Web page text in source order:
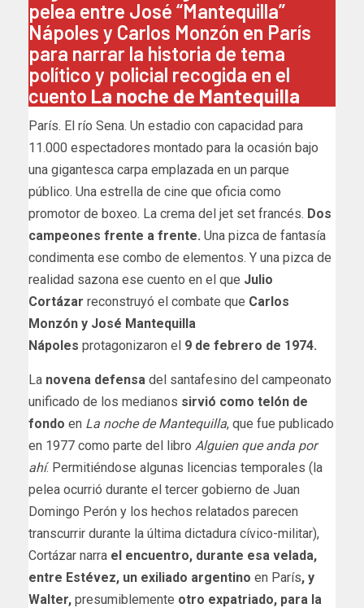
pelea entre José “Mantequilla”
Nápoles y Carlos Monzón en París
para narrar la historia de tema
político y policial recogida en el
cuento La noche de Mantequilla
París. El río Sena. Un estadio con capacidad para
11.000 espectadores montado para la ocasión bajo
una gigantesca carpa emplazada en un parque
público. Una estrella de cine que oficia como
promotor de boxeo. La crema del jet set francés. Dos
campeones frente a frente. Una pizca de fantasía
condimenta ese combo de elementos. Y una pizca de
realidad sazona ese cuento en el que Julio
Cortázar reconstruyó el combate que Carlos
Monzón y José Mantequilla
Nápoles protagonizaron el 9 de febrero de 1974.
La novena defensa del santafesino del campeonato
unificado de los medianos sirvió como telón de
fondo en La noche de Mantequilla, que fue publicado
en 1977 como parte del libro Alguien que anda por
ahí. Permitiéndose algunas licencias temporales (la
pelea ocurrió durante el tercer gobierno de Juan
Domingo Perón y los hechos relatados parecen
transcurrir durante la última dictadura cívico-militar),
Cortázar narra el encuentro, durante esa velada,
entre Estévez, un exiliado argentino en París, y
Walter, presumiblemente otro expatriado, para la